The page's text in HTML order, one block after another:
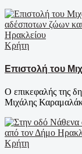
Κρήτη
Επιστολή του
Ο επικεφαλής της
Μιχάλης
Κρήτη